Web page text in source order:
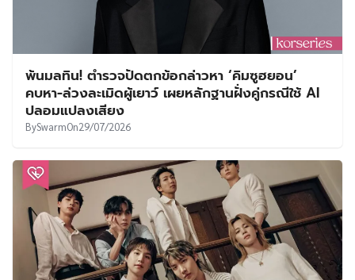
พ้นมลทิน! ตำรวจปัดตกข้อกล่าวหา ‘คิมซูฮยอน’
คบหา-ล่วงละเมิดผู้เยาว์ เผยหลักฐานฝั่งคู่กรณีใช้ AI
ปลอมแปลงเสียง
BySwarmOn29/07/2026